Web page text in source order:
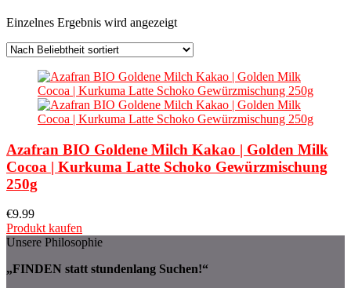
Einzelnes Ergebnis wird angezeigt
Azafran BIO Goldene Milch Kakao | Golden Milk
Cocoa | Kurkuma Latte Schoko Gewürzmischung
250g
€9.99
Produkt kaufen
Unsere Philosophie
„FINDEN statt stundenlang Suchen!“